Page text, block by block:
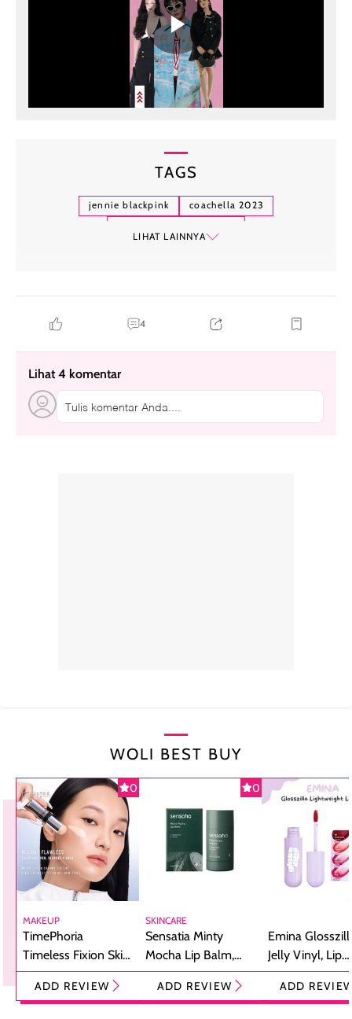
TAGS
jennie blackpink
coachella 2023
LIHAT LAINNYA
4
Lihat 4 komentar
Tulis komentar Anda....
WOLI BEST BUY
0
MAKEUP
TimePhoria
Timeless Fixion Skin
Tint Stick,
Foundation dan
ADD REVIEW
0
SKINCARE
Sensatia Minty
Mocha Lip Balm,
Pelembap Bibir
dengan Aroma
ADD REVIEW
Emina
Jelly Vinyl, Lip
Cream Glossy
Ringan
ADD